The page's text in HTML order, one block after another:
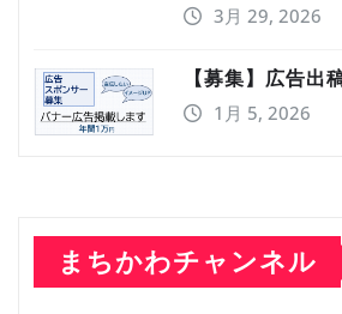
3月 29, 2026
【募集】広告出
1月 5, 2026
まちかわチャンネル